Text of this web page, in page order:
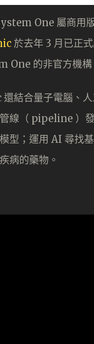
One 屬商用版
於去年 3 月已正
的非官方機構
結合量子電腦、人
線（ pipeline ）
型；運用 AI 尋找
病的藥物。